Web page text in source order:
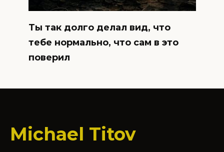
Ты так долго делал вид, что
тебе нормально, что сам в это
поверил
Michael Titov